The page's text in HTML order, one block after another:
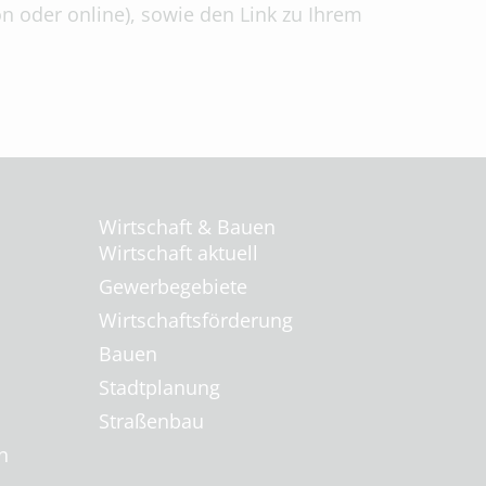
oder online), sowie den Link zu Ihrem
Wirtschaft & Bauen
Wirtschaft aktuell
Gewerbegebiete
Wirtschaftsförderung
Bauen
Stadtplanung
Straßenbau